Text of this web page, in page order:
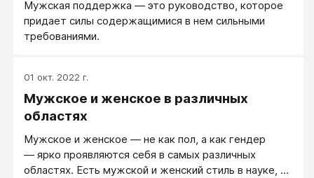
занятие. Подавленное настроение плохо влияет и на
все остальное. Он постоянно грустный дома, в
депрессии. Я переживаю за него и за то, что не
Мужская поддержка — это руководство, которое
придает силы содержащимися в нем сильными
требованиями.
01 окт. 2022 г.
Мужское и женское в различных
областях
Мужское и женское — не как пол, а как гендер
— ярко проявляются себя в самых различных
областях. Есть мужской и женский стиль в науке, у